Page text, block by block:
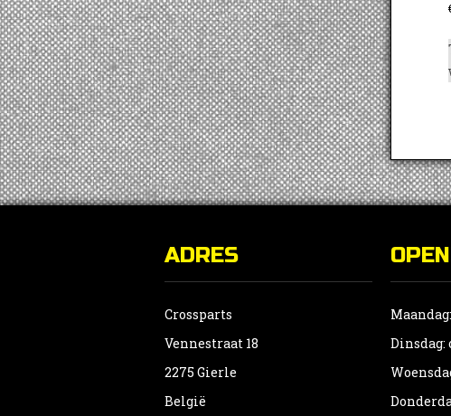
ADRES
Crossparts
Vennestraat 18
2275 Gierle
België
Dinsdag: